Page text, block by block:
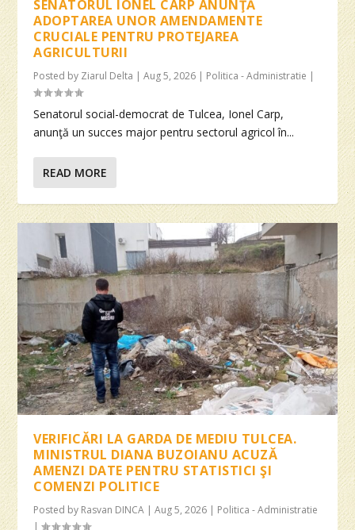
SENATORUL IONEL CARP ANUNŢĂ
ADOPTAREA UNOR AMENDAMENTE
CRUCIALE PENTRU PROTEJAREA
AGRICULTURII
Posted by Ziarul Delta |Aug 5, 2026 | Politica - Administratie |
Senatorul social-democrat de Tulcea, Ionel Carp,
anunţă un succes major pentru sectorul agricol în...
READ MORE
VERIFICĂRI LA GARDA DE MEDIU TULCEA.
MINISTRUL DIANA BUZOIANU ACUZĂ
AMENZI DATE PENTRU STATISTICI ŞI
COMENZI POLITICE
Posted by Rasvan DINCA |Aug 5, 2026 | Politica - Administratie
|